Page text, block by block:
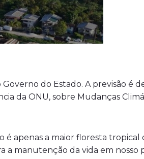
do Estado. A previsão é
da ONU, sobre Mudanças
é apenas a maior floresta tropical
a manutenção da vida em nosso